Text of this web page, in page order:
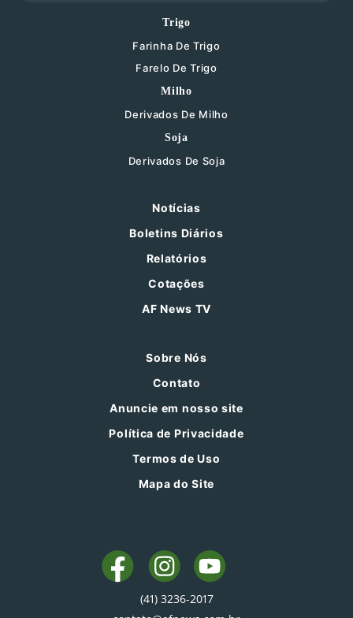
Trigo
Farinha De Trigo
Farelo De Trigo
Milho
Derivados De Milho
Soja
Derivados De Soja
Notícias
Boletins Diários
Relatórios
Cotações
AF News TV
Sobre Nós
Contato
Anuncie em nosso site
Política de Privacidade
Termos de Uso
Mapa do Site
(41) 3236-2017